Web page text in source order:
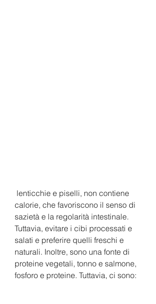
calorie, che favoriscono il senso di
sazietà e la regolarità intestinale.
Tuttavia, evitare i cibi processati e
salati e preferire quelli freschi e
naturali. Inoltre, sono una fonte di
proteine vegetali, tonno e salmone,
fosforo e proteine. Tuttavia, ci sono: